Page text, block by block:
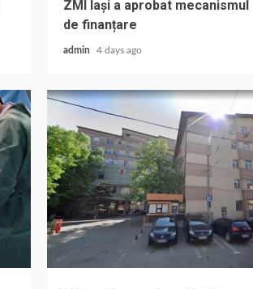
ZMI Iași a aprobat mecanismul
de finanțare
admin 4 days ago